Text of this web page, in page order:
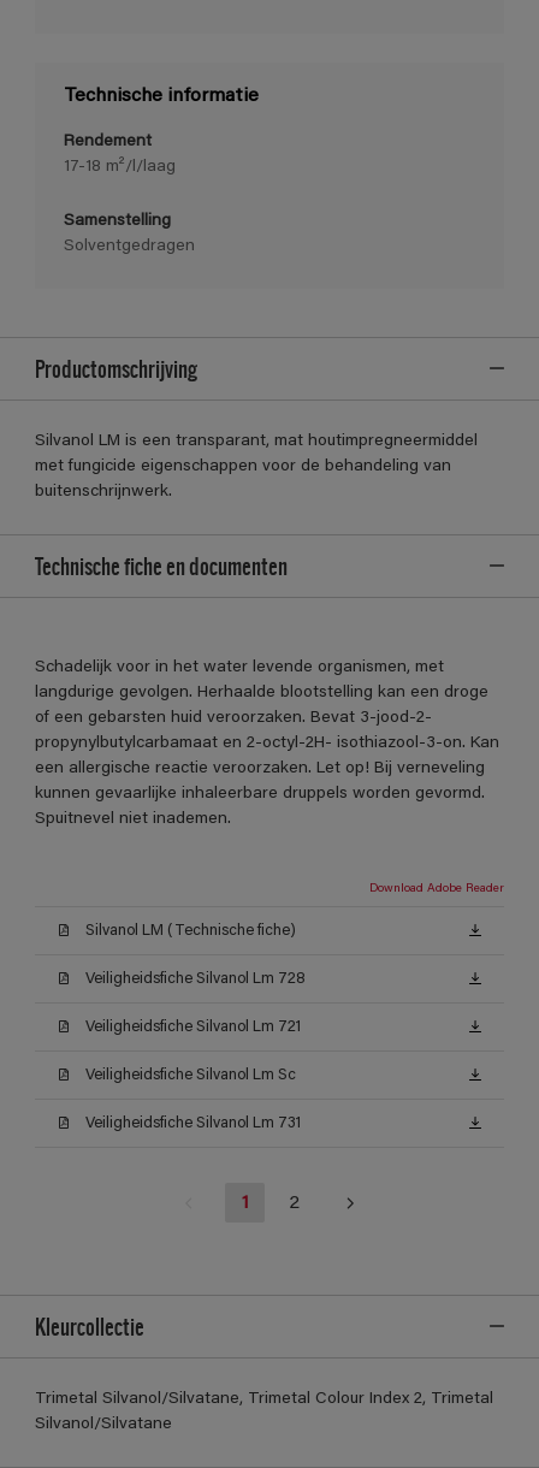
Technische informatie
Rendement
17-18 m²/l/laag
Samenstelling
Solventgedragen
Productomschrijving
Silvanol LM is een transparant, mat houtimpregneermiddel
met fungicide eigenschappen voor de behandeling van
buitenschrijnwerk.
Technische fiche en documenten
Schadelijk voor in het water levende organismen, met
langdurige gevolgen. Herhaalde blootstelling kan een droge
of een gebarsten huid veroorzaken. Bevat 3-jood-2-
propynylbutylcarbamaat en 2-octyl-2H- isothiazool-3-on. Kan
een allergische reactie veroorzaken. Let op! Bij verneveling
kunnen gevaarlijke inhaleerbare druppels worden gevormd.
Spuitnevel niet inademen.
Download Adobe Reader
Silvanol LM (Technische fiche)
Veiligheidsfiche Silvanol Lm 728
Veiligheidsfiche Silvanol Lm 721
Veiligheidsfiche Silvanol Lm Sc
Veiligheidsfiche Silvanol Lm 731
1 2
Kleurcollectie
Trimetal Silvanol/Silvatane, Trimetal Colour Index 2, Trimetal
Silvanol/Silvatane